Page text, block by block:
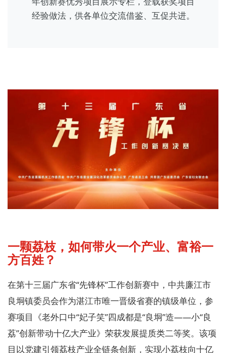
经验做法，供各单位交流借鉴、互促共进。
一颗荔枝，如何带火一个产业、富裕一
方百姓？
在第十三届广东省“先锋杯”工作创新赛中，中共廉江市
良垌镇委员会作为湛江市唯一晋级省赛的镇级单位，参
赛项目《老外口中“妃子笑”四成都是“良垌”造——小“良
荔”创新带动十亿大产业》荣获发展提质类二等奖。该项
目以党建引领荔枝产业全链条创新，实现小荔枝向十亿